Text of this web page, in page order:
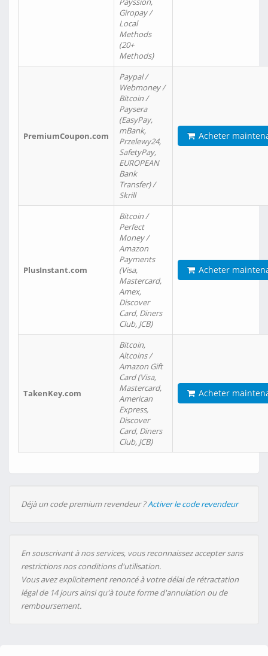
Giropay /
Local
Methods
(20+
Methods)
PremiumCoupon.com
Paypal /
Webmoney /
Bitcoin /
Paysera
(EasyPay,
mBank,
Przelewy24,
SafetyPay,
EUROPEAN
Bank
Transfer) /
Skrill
Acheter
PlusInstant.com
Bitcoin /
Perfect
Money /
Amazon
Payments
(Visa,
Mastercard,
Amex,
Discover
Card, Diners
Club, JCB)
Acheter
TakenKey.com
Bitcoin,
Altcoins /
Amazon Gift
Card (Visa,
Mastercard,
American
Express,
Discover
Card, Diners
Club, JCB)
Acheter
Déjà un code premium revendeur ?Activer le code revendeur
En souscrivant à nos services, vous reconnaissez accepter sans
restrictions nos conditions d'utilisation.
Vous avez explicitement renoncé à votre délai de rétractation
légal de 14 jours ainsi qu'à toute forme d'annulation ou de
remboursement.